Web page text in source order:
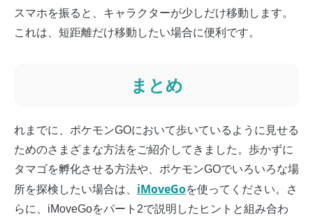
スマホを振ると、キャラクターが少しだけ移動します。
これは、短距離だけ移動したい場合に便利です。
まとめ
れまでに、ポケモンGOにおいて歩いているように見せる
ためのさまざまな方法をご紹介してきました。歩かずに
タマゴを孵化させる方法や、ポケモンGOでいろいろな場
所を探検したい場合は、 iMoveGoを使ってください。さ
らに、iMoveGoをパート2で説明したヒントと組み合わ